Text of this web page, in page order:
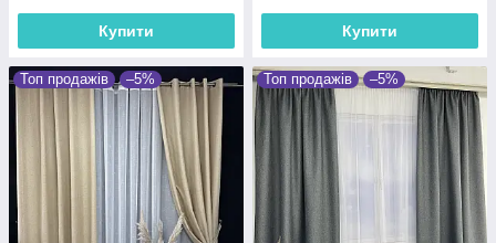
Купити Купити
Топ продажів –5% Топ продажів –5%